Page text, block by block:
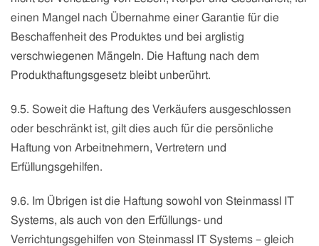
einen Mangel nach Übernahme einer Garantie für die
Beschaffenheit des Produktes und bei arglistig
verschwiegenen Mängeln. Die Haftung nach dem
Produkthaftungsgesetz bleibt unberührt.
9.5. Soweit die Haftung des Verkäufers ausgeschlossen
oder beschränkt ist, gilt dies auch für die persönliche
Haftung von Arbeitnehmern, Vertretern und
Erfüllungsgehilfen.
9.6. Im Übrigen ist die Haftung sowohl von Steinmassl IT
Systems, als auch von den Erfüllungs- und
Verrichtungsgehilfen von Steinmassl IT Systems – gleich